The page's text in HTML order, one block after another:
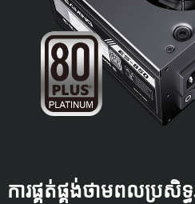
ការផ្គត់ផ្គង់ថាមពលប្រសិទ្